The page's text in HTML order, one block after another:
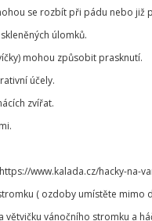
se rozbít při pádu nebo již
úlomků.
mohou způsobit prasknutí.
účely.
zvířat.
www.kalada.cz/hacky-
( ozdoby umístěte mimo
vánočního stromku a